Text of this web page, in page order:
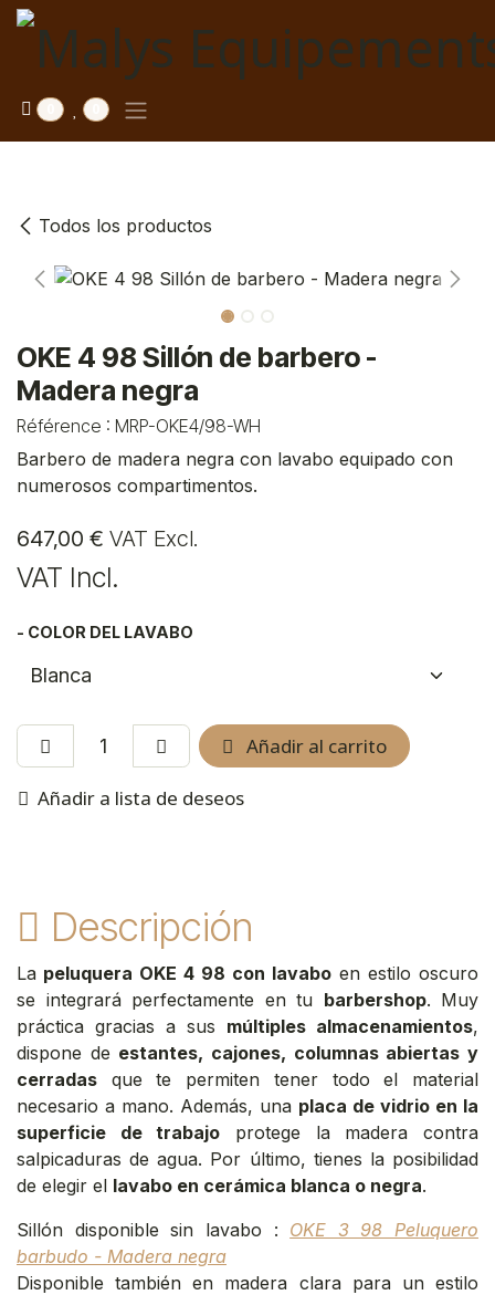
Saltar al contenido
Todos los productos
OKE 4 98 Sillón de barbero -
Madera negra
Référence : MRP-OKE4/98-WH
Barbero de madera negra con lavabo equipado con
numerosos compartimentos.
647,00 € VAT Excl.
VAT Incl.
- COLOR DEL LAVABO
Añadir al carrito
Añadir a lista de deseos
Descripción
La peluquera OKE 4 98 con lavabo en estilo oscuro
se integrará perfectamente en tu barbershop. Muy
práctica gracias a sus múltiples almacenamientos,
dispone de estantes, cajones, columnas abiertas y
cerradas que te permiten tener todo el material
necesario a mano. Además, una placa de vidrio en la
superficie de trabajo protege la madera contra
salpicaduras de agua. Por último, tienes la posibilidad
de elegir el lavabo en cerámica blanca o negra.
Sillón disponible sin lavabo : OKE 3 98 Peluquero
barbudo - Madera negra
Disponible también en madera clara para un estilo